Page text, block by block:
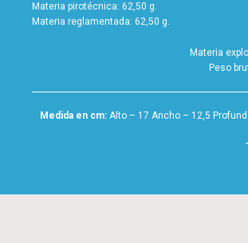
Materia pirotécnica: 62,50 g.
Materia reglamentada: 62,50 g.
Materia
Peso
Medida en cm: Alto – 17 Ancho – 12,5